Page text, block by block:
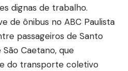
dignas de trabalho.
de ônibus no ABC Paulista
passageiros de Santo
Caetano, que
do transporte coletivo